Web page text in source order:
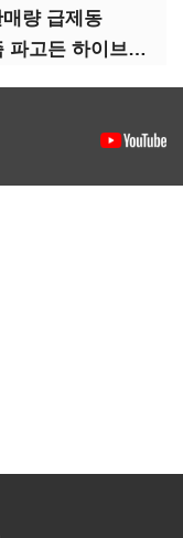
매량 급제동
독일차 넘은 현대차 ‘뚝심’…캐즘 파고든 하이브리드 역전극